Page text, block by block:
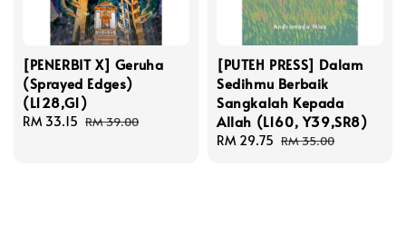
[PENERBIT X] Geruha
(Sprayed Edges)
(L128,G1)
Sale
RM 33.15 Regular
RM 39.00
[PUTEH PRESS] Dalam
Sedihmu Berbaik
Sangkalah Kepada
Allah (L160, Y39,SR8)
Sale
RM 29.75 Regular
RM 35.00